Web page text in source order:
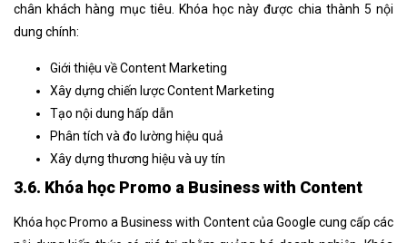
chân khách hàng mục tiêu. Khóa học này được chia thành 5 nội
dung chính:
Giới thiệu về Content Marketing
Xây dựng chiến lược Content Marketing
Tạo nội dung hấp dẫn
Phân tích và đo lường hiệu quả
Xây dựng thương hiệu và uy tín
3.6. Khóa học Promo a Business with Content
Khóa học Promo a Business with Content của Google cung cấp các